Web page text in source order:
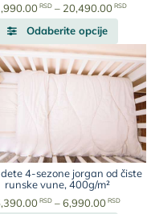
RSD – 20,490.00 RSD
RSD
do
RSD
Odaberite opcije
Ovaj
ima
više
Opcije
mogu
biti
na
4-sezone jorgan od čiste
runske vune, 400g/m²
RSD – 6,990.00 RSD